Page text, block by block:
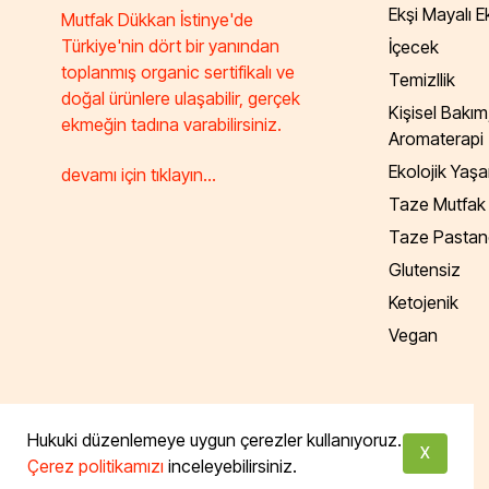
Hukuki düzenlemeye uygun çerezler kullanıyoruz.
Çerez politikamızı inceleyebilirsiniz.
X
Mutfak Dükkan İstinye'de
Türkiye'nin dört bir yanından
toplanmış organic sertifikalı ve
doğal ürünlere ulaşabilir, gerçek
ekmeğin tadına varabilirsiniz.
devamı için tıklayın...
Ekşi Mayalı
İçecek
Temizllik
Kişisel
Aromaterapi
Ekolojik
Taze Mutfak
Taze
Glutensiz
Ketojenik
Vegan